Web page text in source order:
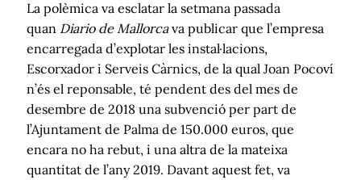
La polèmica va esclatar la setmana passada
quan Diario de Mallorcava publicar que l’empresa
encarregada d’explotar les instal·lacions,
Escorxador i Serveis Càrnics, de la qual Joan Pocoví
n’és el reponsable, té pendent des del mes de
desembre de 2018 una subvenció per part de
l’Ajuntament de Palma de 150.000 euros, que
encara no ha rebut, i una altra de la mateixa
quantitat de l’any 2019. Davant aquest fet, va